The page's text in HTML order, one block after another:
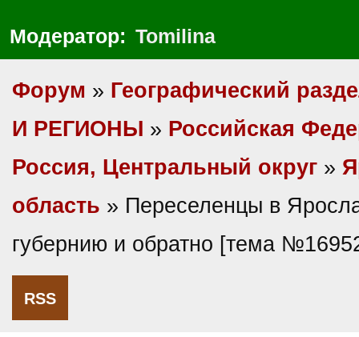
Модератор: Tomilina
Форум » Географический
И РЕГИОНЫ » Российская
Россия, Центральный округ »
область » Переселенцы в
губернию и обратно [тема
RSS